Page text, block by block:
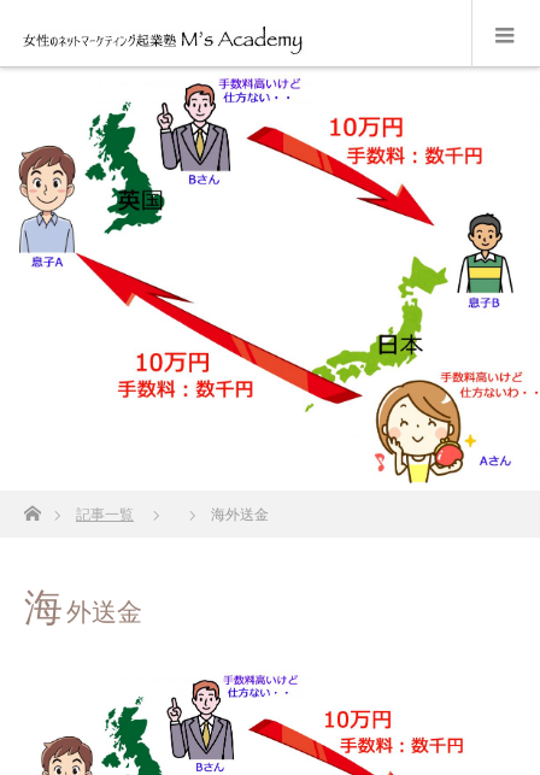
ホーム記事一覧 海外送金
海外送金